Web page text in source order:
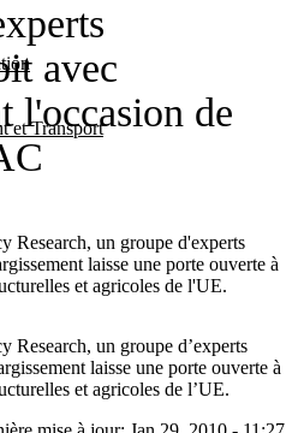
et Transport
avec
l'occasion de
Research, un groupe d'experts
laisse une porte ouverte à
et agricoles de l'UE.
Research, un groupe d’experts
laisse une porte ouverte à
et agricoles de l’UE.